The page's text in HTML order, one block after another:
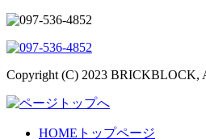
Copyright (C) 2023 BRICKBLOCK,
HOME トップページ